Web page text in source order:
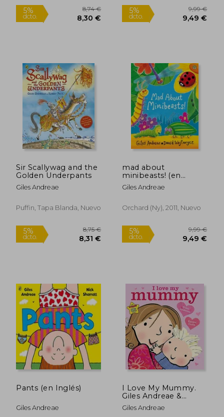
5% 28,50 € 5%
5%
dcto. 8,30 €
5%
dcto.
Sir Scallywag and the
Golden Underpants
Giles Andreae
Puffin, Tapa Blanda, Nuevo
mad about
minibeasts! (en
Inglés)
Giles Andreae
Orchard (ny), 2011, Nuevo
Pants (en Inglés)
Giles Andreae
I Love My Mummy.
Giles Andreae &
Emma Dodd (en
Inglés)
Giles Andreae